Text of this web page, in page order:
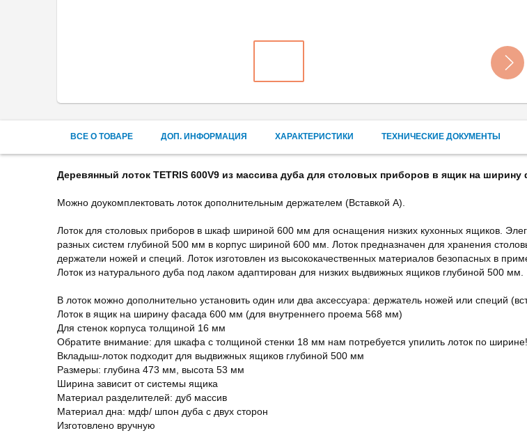
ВСЕ О ТОВАРЕ ДОП. ИНФОРМАЦИЯ ХАРАКТЕРИСТИКИ ТЕХНИЧЕСКИЕ ДОКУМЕНТЫ
Деревянный лоток TETRIS 600V9 из массива дуба для столовых приборов в ящик на ширину
Можно доукомплектовать лоток дополнительным держателем (Вставкой А).
Лоток для столовых приборов в шкаф шириной 600 мм для оснащения низких кухонных ящиков.
разных систем глубиной 500 мм в корпус шириной 600 мм. Лоток предназначен для хранения
держатели ножей и специй. Лоток изготовлен из высококачественных материалов безопасных в
Лоток из натурального дуба под лаком адаптирован для низких выдвижных ящиков глубиной 500 мм.
В лоток можно дополнительно установить один или два аксессуара: держатель ножей или специй
Лоток в ящик на ширину фасада 600 мм (для внутреннего проема 568 мм)
Для стенок корпуса толщиной 16 мм
Обратите внимание: для шкафа с толщиной стенки 18 мм нам потребуется упилить лоток по ширине!
Вкладыш-лоток подходит для выдвижных ящиков глубиной 500 мм
Размеры: глубина 473 мм, высота 53 мм
Ширина зависит от системы ящика
Материал разделителей: дуб массив
Материал дна: мдф/ шпон дуба с двух сторон
Изготовлено вручную